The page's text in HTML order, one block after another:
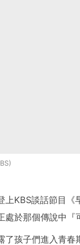
上KBS談話節目《
處於那個傳說中『
了孩子們進入青